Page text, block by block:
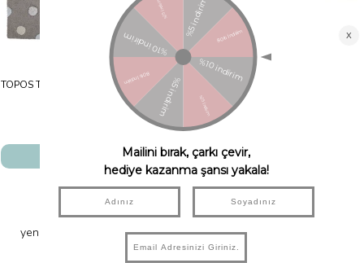
TOPOS Tricolor Halı Gri/Mavi-Beyaz -Sarı
Lorena Canals
SEPETE EKLE
BEREBER Bej
SEPETE EKLE
yeni gelen ürünler ve kampanyalardan haberdar olmak için bizi
instagram’dan takip edebilirsiniz